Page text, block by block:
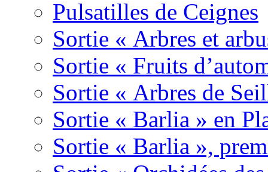
Pulsatilles de Ceignes
Sortie « Arbres et
Sortie « Fruits
Sortie « Arbres de
Sortie « Barlia » en
Sortie « Barlia »,